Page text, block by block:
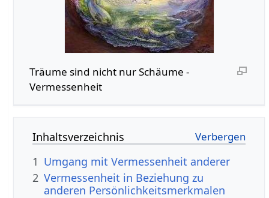
Träume sind nicht nur Schäume -
Vermessenheit
Inhaltsverzeichnis
1 Umgang mit Vermessenheit anderer
2 Vermessenheit in Beziehung zu
anderen Persönlichkeitsmerkmalen